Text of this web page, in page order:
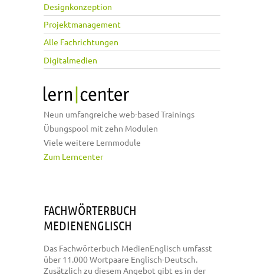
Designkonzeption
Projektmanagement
Alle Fachrichtungen
Digitalmedien
Neun umfangreiche web-based Trainings
Übungspool mit zehn Modulen
Viele weitere Lernmodule
Zum Lerncenter
FACHWÖRTERBUCH
MEDIENENGLISCH
Das Fachwörterbuch MedienEnglisch umfasst
über 11.000 Wortpaare Englisch-Deutsch.
Zusätzlich zu diesem Angebot gibt es in der